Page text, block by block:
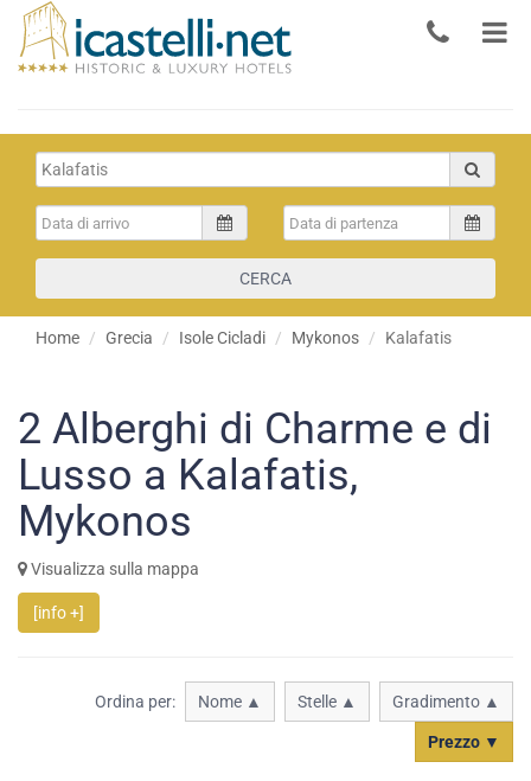
CERCA
Home Grecia Isole Cicladi Mykonos Kalafatis
2 Alberghi di Charme e di
Lusso a Kalafatis,
Mykonos
Visualizza sulla mappa
[info +]
Ordina per: Nome ▲ Stelle ▲ Gradimento ▲
Prezzo ▼